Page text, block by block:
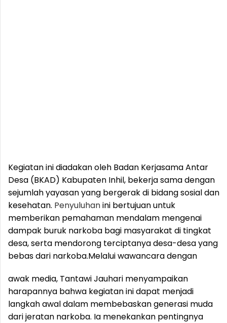
Kegiatan ini diadakan oleh Badan Kerjasama Antar
Desa (BKAD) Kabupaten Inhil, bekerja sama dengan
sejumlah yayasan yang bergerak di bidang sosial dan
kesehatan. Penyuluhanini bertujuan untuk
memberikan pemahaman mendalam mengenai
dampak buruk narkoba bagi masyarakat di tingkat
desa, serta mendorong terciptanya desa-desa yang
bebas dari narkoba.Melalui wawancara dengan
awak media, Tantawi Jauhari menyampaikan
harapannya bahwa kegiatan ini dapat menjadi
langkah awal dalam membebaskan generasi muda
dari jeratan narkoba. Ia menekankan pentingnya